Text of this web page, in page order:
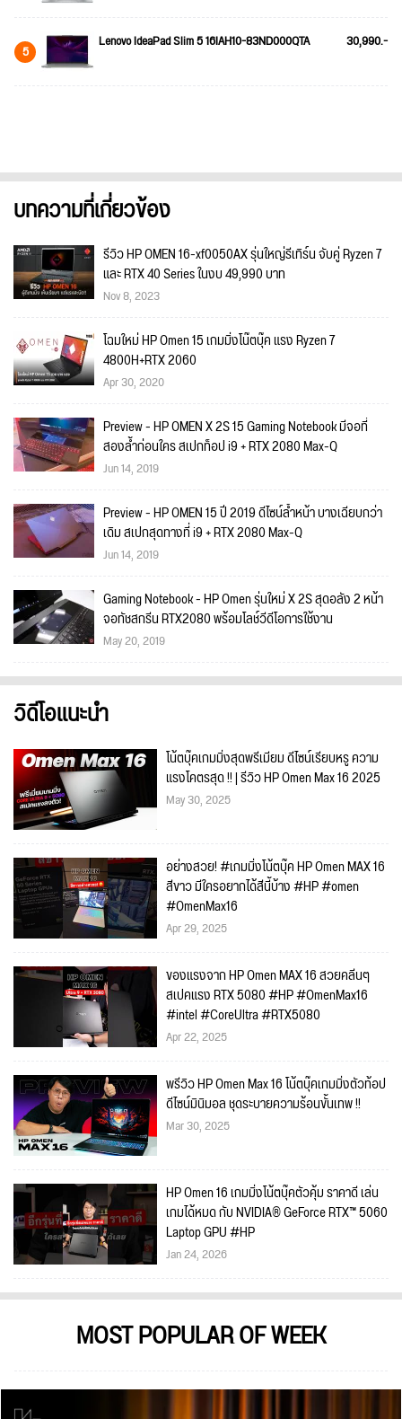
5 Lenovo IdeaPad Slim 5 16IAH10-83ND000QTA 30,990.-
บทความที่เกี่ยวข้อง
รีวิว HP OMEN 16-xf0050AX รุ่นใหญ่รีเทิร์น จับคู่ Ryzen 7
และ RTX 40 Series ในงบ 49,990 บาท
Nov 8, 2023
โฉมใหม่ HP Omen 15 เกมมิ่งโน๊ตบุ๊ค แรง Ryzen 7
4800H+RTX 2060
Apr 30, 2020
Preview - HP OMEN X 2S 15 Gaming Notebook มีจอที่
สองล้ำก่อนใคร สเปกท็อป i9 + RTX 2080 Max-Q
Jun 14, 2019
Preview - HP OMEN 15 ปี 2019 ดีไซน์ล้ำหน้า บางเฉียบกว่า
เดิม สเปกสุดทางที่ i9 + RTX 2080 Max-Q
Jun 14, 2019
Gaming Notebook - HP Omen รุ่นใหม่ X 2S สุดอลัง 2 หน้า
จอทัชสกรีน RTX2080 พร้อมโลช์วีดีโอการใช้งาน
May 20, 2019
วิดีโอแนะนำ
โน้ตบุ๊คเกมมิ่งสุดพรีเมียม ดีไซน์เรียบหรู ความ
แรงโคตรสุด !! | รีวิว HP Omen Max 16 2025
May 30, 2025
อย่างสวย! #เกมมิ่งโน้ตบุ๊ค HP Omen MAX 16
สีขาว มีใครอยากได้สีนี้บ้าง #HP #omen
#OmenMax16
Apr 29, 2025
ของแรงจาก HP Omen MAX 16 สวยคลีนๆ
สเปคแรง RTX 5080 #HP #OmenMax16
#intel #CoreUltra #RTX5080
Apr 22, 2025
พรีวิว HP Omen Max 16 โน้ตบุ๊คเกมมิ่งตัวท้อป
ดีไซน์มินิมอล ชุดระบายความร้อนขั้นเทพ !!
Mar 30, 2025
HP Omen 16 เกมมิ่งโน้ตบุ๊คตัวคุ้ม ราคาดี เล่น
เกมได้หมด กับ NVIDIA® GeForce RTX™ 5060
Laptop GPU #HP
Jan 24, 2026
MOST POPULAR OF WEEK